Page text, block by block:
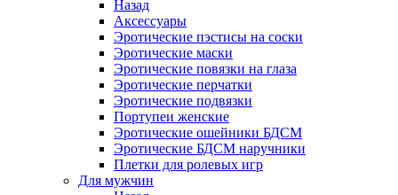
Назад
Аксессуары
Эротические пэстисы на соски
Эротические маски
Эротические повязки на глаза
Эротические перчатки
Эротические подвязки
Портупеи женские
Эротические ошейники БДСМ
Эротические БДСМ наручники
Плетки для ролевых игр
Для мужчин